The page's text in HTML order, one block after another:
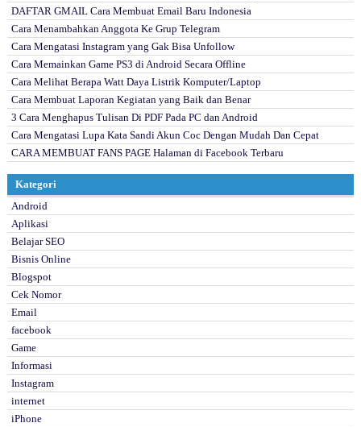
DAFTAR GMAIL Cara Membuat Email Baru Indonesia
Cara Menambahkan Anggota Ke Grup Telegram
Cara Mengatasi Instagram yang Gak Bisa Unfollow
Cara Memainkan Game PS3 di Android Secara Offline
Cara Melihat Berapa Watt Daya Listrik Komputer/Laptop
Cara Membuat Laporan Kegiatan yang Baik dan Benar
3 Cara Menghapus Tulisan Di PDF Pada PC dan Android
Cara Mengatasi Lupa Kata Sandi Akun Coc Dengan Mudah Dan Cepat
CARA MEMBUAT FANS PAGE Halaman di Facebook Terbaru
Kategori
Android
Aplikasi
Belajar SEO
Bisnis Online
Blogspot
Cek Nomor
Email
facebook
Game
Informasi
Instagram
internet
iPhone